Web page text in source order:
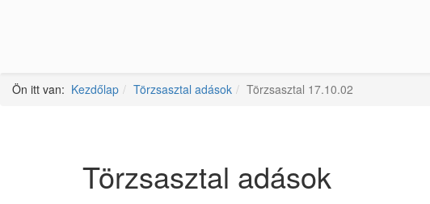
Ön itt van: Kezdőlap Törzsasztal adások Törzsasztal 17.10.02
Törzsasztal adások